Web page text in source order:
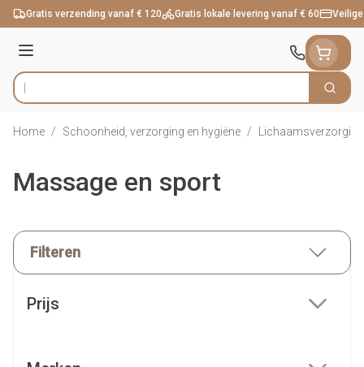
Ga naar de inhoud
Gratis verzending vanaf € 120 Gratis lokale levering vanaf € 60
Menu
Product, merk, categorie... Zoek
Home / Schoonheid, verzorging en hygiëne / Lichaamsverzorging
Massage en sport
Filteren
Prijs